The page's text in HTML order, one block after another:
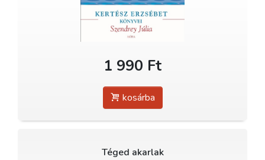
1 990 Ft
kosárba
Téged akarlak